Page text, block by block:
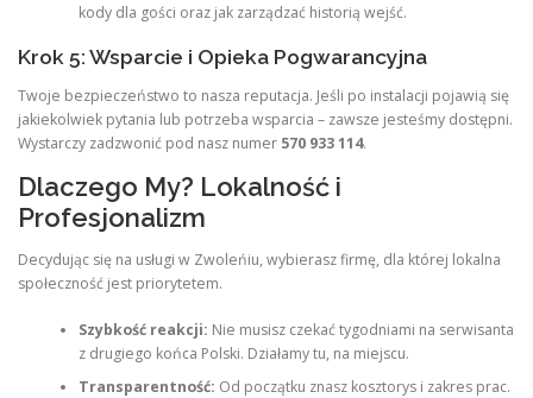
kody dla gości oraz jak zarządzać historią wejść.
Krok 5: Wsparcie i Opieka Pogwarancyjna
Twoje bezpieczeństwo to nasza reputacja. Jeśli po instalacji pojawią się
jakiekolwiek pytania lub potrzeba wsparcia – zawsze jesteśmy dostępni.
Wystarczy zadzwonić pod nasz numer 570 933 114.
Dlaczego My? Lokalność i
Profesjonalizm
Decydując się na usługi w Zwoleńiu, wybierasz firmę, dla której lokalna
społeczność jest priorytetem.
Szybkość reakcji: Nie musisz czekać tygodniami na serwisanta
z drugiego końca Polski. Działamy tu, na miejscu.
Transparentność: Od początku znasz kosztorys i zakres prac.